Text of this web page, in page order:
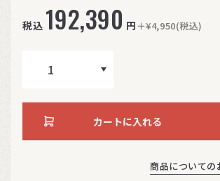
税込 192,390 円 ＋¥4,950(税込)
カートに入れる
商品についての